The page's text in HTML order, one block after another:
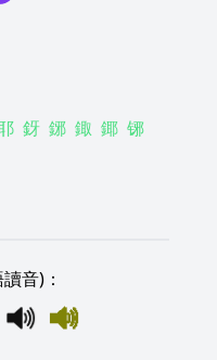
釾 鋣 鋷 鎁 铘
音)：